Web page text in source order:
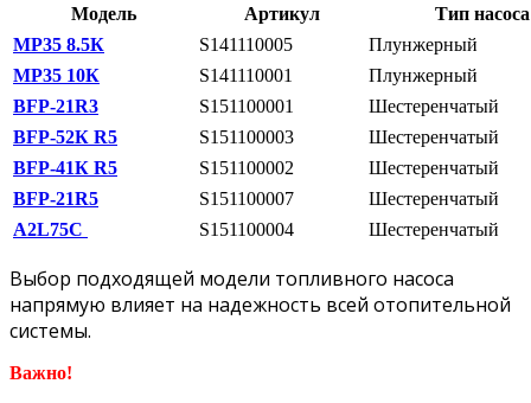
Модель Артикул
Тип насоса
МР35 8.5К
S141110005
Плунжерный
МР35 10К
S141110001
Плунжерный
BFP-21R3
S151100001
Шестеренчатый
BFP-52К R5
S151100003
Шестеренчатый
BFP-41К R5
S151100002
Шестеренчатый
BFP-21R5
S151100007
Шестеренчатый
A2L75C
S151100004 Шестеренчатый
Выбор подходящей модели топливного насоса
напрямую влияет на надежность всей отопительной
системы.
Важно!